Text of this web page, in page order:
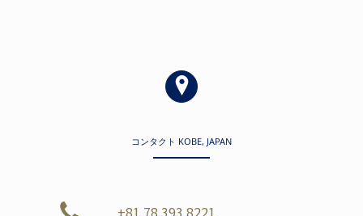
コンタクト KOBE, JAPAN
+81 78 393 8221